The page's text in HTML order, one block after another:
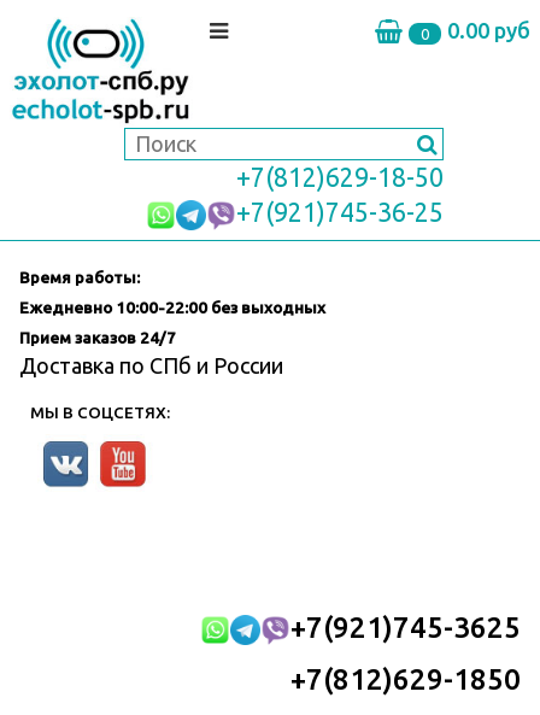
0 0.00 руб
+7(812)629-18-50
+7(921)745-36-25
Время работы:
Ежедневно 10:00-22:00 без выходных
Прием заказов 24/7
Доставка по СПб и России
МЫ В СОЦСЕТЯХ:
+7(921)745-3625
+7(812)629-1850